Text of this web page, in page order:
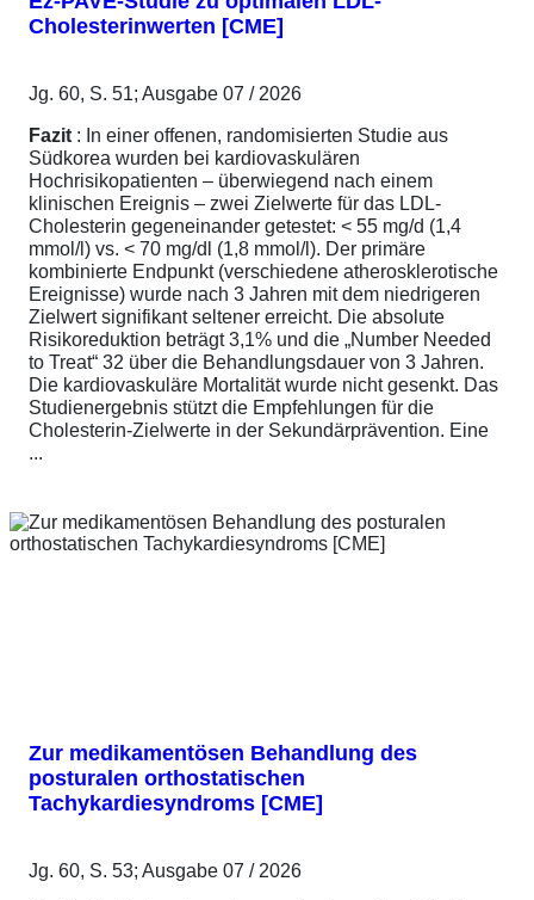
Cholesterinwerten [CME]
Jg. 60, S. 51; Ausgabe 07 / 2026
Fazit : In einer offenen, randomisierten Studie aus
Südkorea wurden bei kardiovaskulären
Hochrisikopatienten – überwiegend nach einem
klinischen Ereignis – zwei Zielwerte für das LDL-
Cholesterin gegeneinander getestet: < 55 mg/d (1,4
mmol/l) vs. < 70 mg/dl (1,8 mmol/l). Der primäre
kombinierte Endpunkt (verschiedene atherosklerotische
Ereignisse) wurde nach 3 Jahren mit dem niedrigeren
Zielwert signifikant seltener erreicht. Die absolute
Risikoreduktion beträgt 3,1% und die „Number Needed
to Treat“ 32 über die Behandlungsdauer von 3 Jahren.
Die kardiovaskuläre Mortalität wurde nicht gesenkt. Das
Studienergebnis stützt die Empfehlungen für die
Cholesterin-Zielwerte in der Sekundärprävention. Eine
...
Zur medikamentösen Behandlung des
posturalen orthostatischen
Tachykardiesyndroms [CME]
Jg. 60, S. 53; Ausgabe 07 / 2026